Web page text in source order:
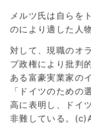
メルツ氏は自らを
のにより適した人
対して、現職のオ
プ政権により批判
ある富豪実業家の
「ドイツのための
高に表明し、ドイ
非難している。